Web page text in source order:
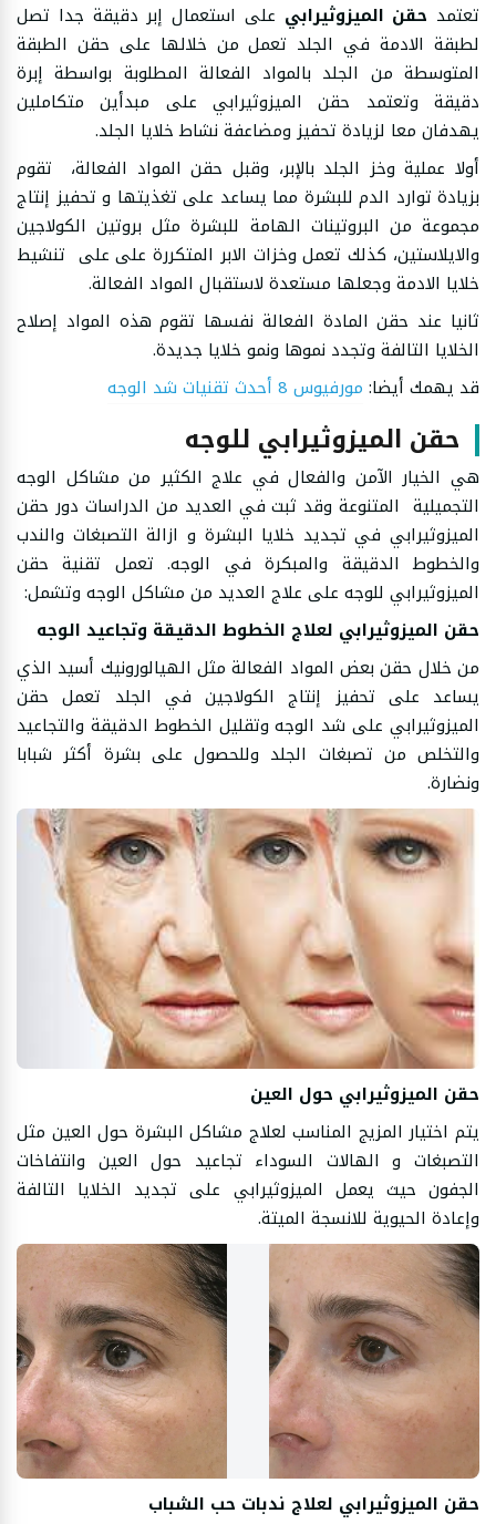
تعتمد حقن الميزوثيرابي على استعمال إبر دقيقة جدا تصل
لطبقة الادمة في الجلد تعمل من خلالها على حقن الطبقة
المتوسطة من الجلد بالمواد الفعالة المطلوبة بواسطة إبرة
دقيقة وتعتمد حقن الميزوثيرابي على مبدأين متكاملين
يهدفان معا لزيادة تحفيز ومضاعفة نشاط خلايا الجلد.
أولا عملية وخز الجلد بالإبر، وقبل حقن المواد الفعالة، تقوم
بزيادة توارد الدم للبشرة مما يساعد على تغذيتها و تحفيز إنتاج
مجموعة من البروتينات الهامة للبشرة مثل بروتين الكولاجين
والايلاستين، كذلك تعمل وخزات الابر المتكررة على على تنشيط
خلايا الادمة وجعلها مستعدة لاستقبال المواد الفعالة.
ثانيا عند حقن المادة الفعالة نفسها تقوم هذه المواد إصلاح
الخلايا التالفة وتجدد نموها ونمو خلايا جديدة.
قد يهمك أيضا: مورفيوس 8 أحدث تقنيات شد الوجه
حقن الميزوثيرابي للوجه
هي الخيار الآمن والفعال في علاج الكثير من مشاكل الوجه
التجميلية المتنوعة وقد ثبت في العديد من الدراسات دور حقن
الميزوثيرابي في تجديد خلايا البشرة و ازالة التصبغات والندب
والخطوط الدقيقة والمبكرة في الوجه. تعمل تقنية حقن
الميزوثيرابي للوجه على علاج العديد من مشاكل الوجه وتشمل:
حقن الميزوثيرابي لعلاج الخطوط الدقيقة وتجاعيد الوجه
من خلال حقن بعض المواد الفعالة مثل الهيالورونيك أسيد الذي
يساعد على تحفيز إنتاج الكولاجين في الجلد تعمل حقن
الميزوثيرابي على شد الوجه وتقليل الخطوط الدقيقة والتجاعيد
والتخلص من تصبغات الجلد وللحصول على بشرة أكثر شبابا
ونضارة.
حقن الميزوثيرابي حول العين
يتم اختيار المزيج المناسب لعلاج مشاكل البشرة حول العين مثل
التصبغات و الهالات السوداء تجاعيد حول العين وانتفاخات
الجفون حيث يعمل الميزوثيرابي على تجديد الخلايا التالفة
وإعادة الحيوية للانسجة الميتة.
حقن الميزوثيرابي لعلاج ندبات حب الشباب